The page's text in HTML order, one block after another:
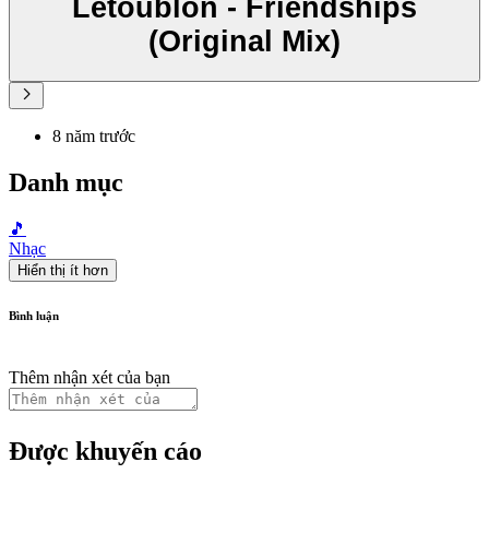
Letoublon - Friendships
(Original Mix)
8 năm trước
Danh mục
🎵
Nhạc
Hiển thị ít hơn
Bình luận
Thêm nhận xét của bạn
Được khuyến cáo